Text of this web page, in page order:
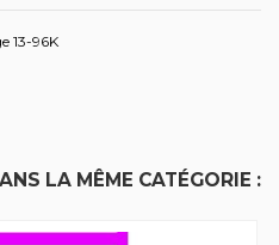
13-96K
LA MÊME CATÉGORIE :